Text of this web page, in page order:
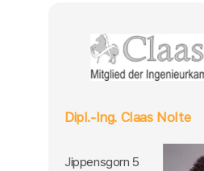
Dipl.-Ing. Claas Nolte
Jippensgorn 5